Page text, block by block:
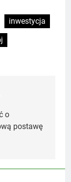
inwestycja
o
postawę